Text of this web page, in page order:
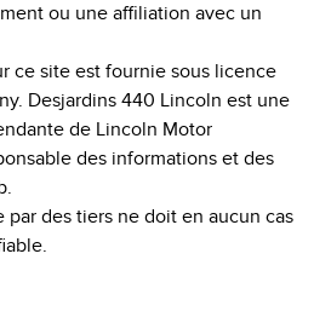
ou une affiliation avec un
ce site est fournie sous licence
Desjardins 440 Lincoln est une
de Lincoln Motor
des informations et des
des tiers ne doit en aucun cas